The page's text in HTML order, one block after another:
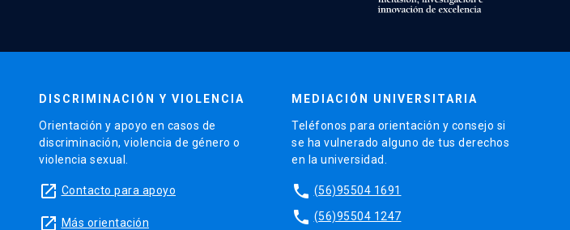
DISCRIMINACIÓN Y VIOLENCIA
Orientación y apoyo en casos de
discriminación, violencia de género o
violencia sexual.
launch Contacto para apoyo
launch Más orientación
MEDIACIÓN UNIVERSITARIA
Teléfonos para orientación y consejo si
se ha vulnerado alguno de tus derechos
en la universidad.
phone (56)95504 1691
phone (56)95504 1247